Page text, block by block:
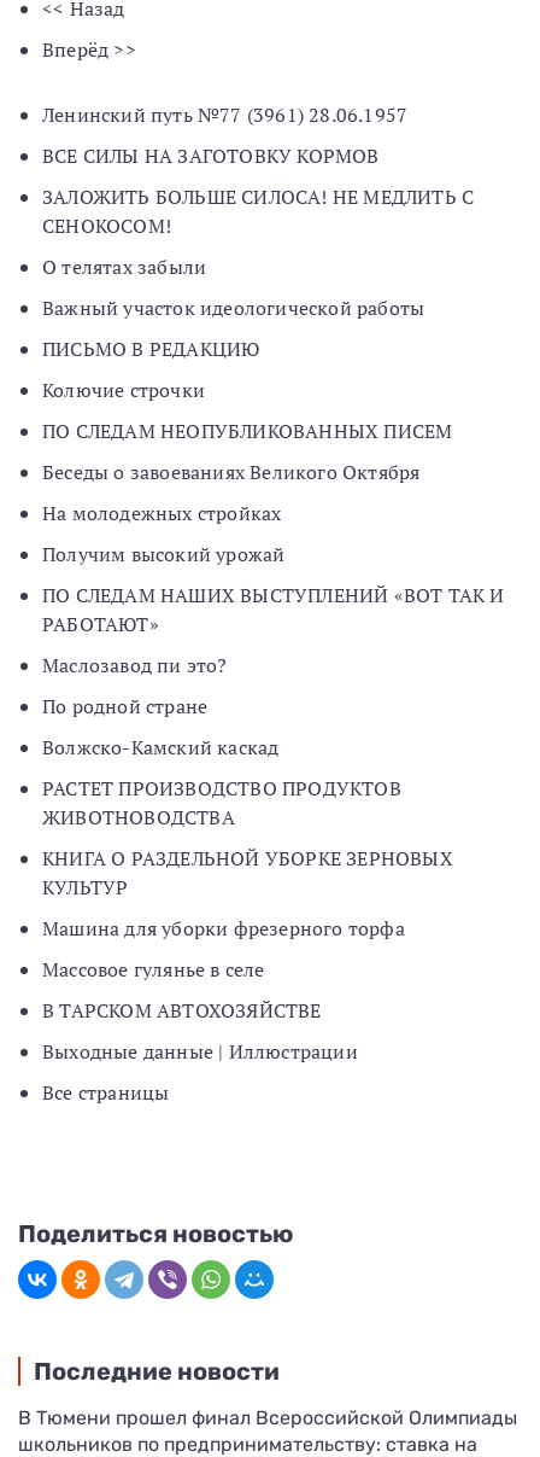
<< Назад
Вперёд >>
Ленинский путь №77 (3961) 28.06.1957
ВСЕ СИЛЫ НА ЗАГОТОВКУ КОРМОВ
ЗАЛОЖИТЬ БОЛЬШЕ СИЛОСА! НЕ МЕДЛИТЬ С
СЕНОКОСОМ!
О телятах забыли
Важный участок идеологической работы
ПИСЬМО В РЕДАКЦИЮ
Колючие строчки
ПО СЛЕДАМ НЕОПУБЛИКОВАННЫХ ПИСЕМ
Беседы о завоеваниях Великого Октября
На молодежных стройках
Получим высокий урожай
ПО СЛЕДАМ НАШИХ ВЫСТУПЛЕНИЙ «ВОТ ТАК И
РАБОТАЮТ»
Маслозавод пи это?
По родной стране
Волжско-Камский каскад
РАСТЕТ ПРОИЗВОДСТВО ПРОДУКТОВ
ЖИВОТНОВОДСТВА
КНИГА О РАЗДЕЛЬНОЙ УБОРКЕ ЗЕРНОВЫХ
КУЛЬТУР
Машина для уборки фрезерного торфа
Массовое гулянье в селе
В ТАРСКОМ АВТОХОЗЯЙСТВЕ
Выходные данные | Иллюстрации
Все страницы
Поделиться новостью
Последние новости
В Тюмени прошел финал Всероссийской Олимпиады
школьников по предпринимательству: ставка на